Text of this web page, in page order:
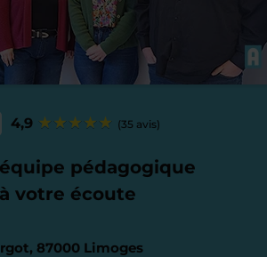
4,9 (35 avis)
pédagogique
à votre écoute
87000 Limoges